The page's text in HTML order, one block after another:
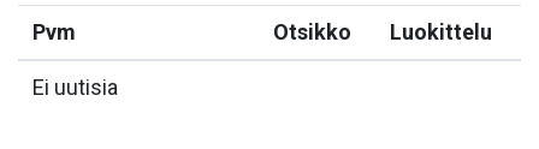
Pvm Otsikko Luokittelu
Ei uutisia